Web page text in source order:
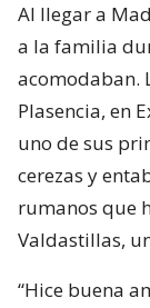
Al llegar a
a la familia
acomodaban.
Plasencia, en
uno de sus
cerezas y
rumanos que
Valdastillas,
“Hice buena